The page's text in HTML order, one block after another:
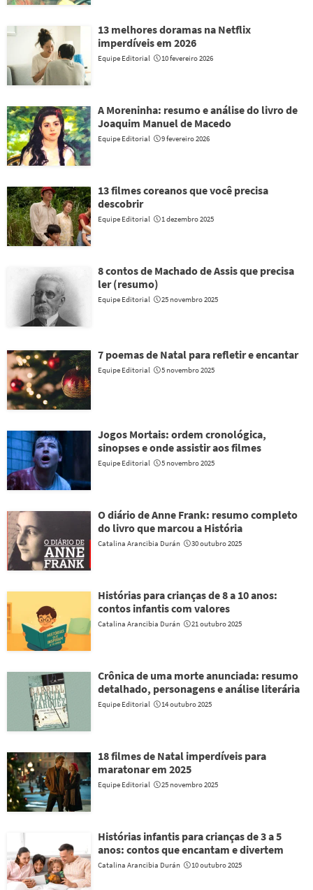
13 melhores doramas na Netflix
imperdíveis em 2026
Equipe Editorial 10 fevereiro 2026
A Moreninha: resumo e análise do livro de
Joaquim Manuel de Macedo
Equipe Editorial 9 fevereiro 2026
13 filmes coreanos que você precisa
descobrir
Equipe Editorial 1 dezembro 2025
8 contos de Machado de Assis que precisa
ler (resumo)
Equipe Editorial 25 novembro 2025
7 poemas de Natal para refletir e encantar
Equipe Editorial 5 novembro 2025
Jogos Mortais: ordem cronológica,
sinopses e onde assistir aos filmes
Equipe Editorial 5 novembro 2025
O diário de Anne Frank: resumo completo
do livro que marcou a História
Catalina Arancibia Durán 30 outubro 2025
Histórias para crianças de 8 a 10 anos:
contos infantis com valores
Catalina Arancibia Durán 21 outubro 2025
Crônica de uma morte anunciada: resumo
detalhado, personagens e análise literária
Equipe Editorial 14 outubro 2025
18 filmes de Natal imperdíveis para
maratonar em 2025
Equipe Editorial 25 novembro 2025
Histórias infantis para crianças de 3 a 5
anos: contos que encantam e divertem
Catalina Arancibia Durán 10 outubro 2025